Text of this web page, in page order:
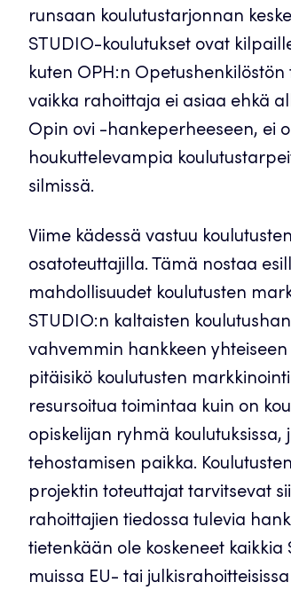
runsaan koulutustarjonnan
STUDIO-koulutukset ovat
kuten OPH:n Opetushenkilöstön
vaikka rahoittaja ei asiaa ehkä
Opin ovi -hankeperheeseen, ei
houkuttelevampia
silmissä.
Viime kädessä vastuu
osatoteuttajilla. Tämä nostaa
mahdollisuudet koulutusten
STUDIO:n kaltaisten
vahvemmin hankkeen
pitäisikö koulutusten
resursoitua toimintaa kuin on
opiskelijan ryhmä koulutuksissa,
tehostamisen paikka.
projektin toteuttajat tarvitsevat
rahoittajien tiedossa tulevia
tietenkään ole koskeneet
muissa EU- tai